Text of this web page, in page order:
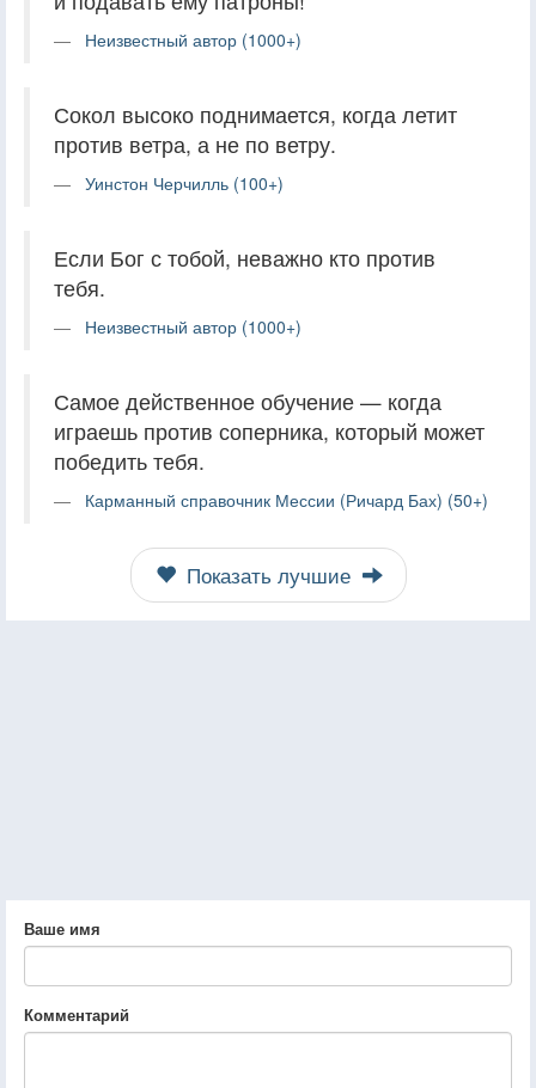
Неизвестный автор (1000+)
Сокол высоко поднимается, когда летит
против ветра, а не по ветру.
Уинстон Черчилль (100+)
Если Бог с тобой, неважно кто против
тебя.
Неизвестный автор (1000+)
Самое действенное обучение — когда
играешь против соперника, который может
победить тебя.
Карманный справочник Мессии (Ричард Бах) (50+)
Показать лучшие
Ваше имя
Комментарий